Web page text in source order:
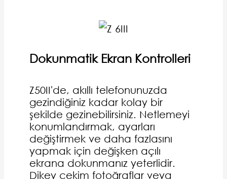
Dokunmatik Ekran Kontrolleri
Z50II'de, akıllı telefonunuzda
gezindiğiniz kadar kolay bir
şekilde gezinebilirsiniz. Netlemeyi
konumlandırmak, ayarları
değiştirmek ve daha fazlasını
yapmak için değişken açılı
ekrana dokunmanız yeterlidir.
Dikey çekim fotoğraflar veya